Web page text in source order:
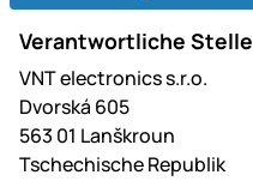
Verantwortliche Stelle
VNT electronics s.r.o.
Dvorská 605
563 01 Lanškroun
Tschechische Republik